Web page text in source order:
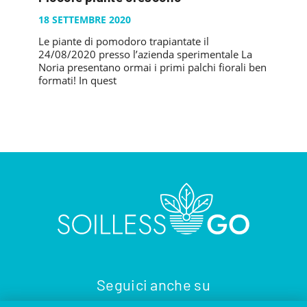
TASK 3.6
TASK 3.7
TASK 3.8
PUBBLICAZIONI
ARTICOLO DELLA SETTIMANA
RASSEGNA STAMPA
TESI DI LAUREA
FOTO GALLERY
VIDEO GALLERY
CONTATTI
18 SETTEMBRE 2020
Le piante di pomodoro trapiantate il
24/08/2020 presso l’azienda sperimentale La
Noria presentano ormai i primi palchi fiorali ben
formati! In quest
Seguici anche su